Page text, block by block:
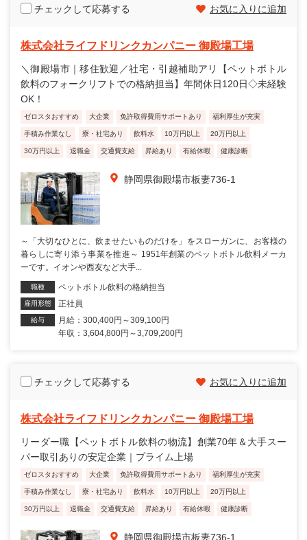
チェックして応募する お気に入りに追加
株式会社ライフドリンクカンパニー 御殿場工場
＼御殿場市｜移住歓迎／社宅・引越補助アリ【ペットボトル
飲料のフォークリフトでの格納担当】年間休日120日◇未経験
OK！
ゼロスタおすすめ 大企業 免許取得費用サポートあり 福利厚生が充実
手積み作業なし 寮・社宅あり 飲料水 10万円以上 20万円以上
30万円以上 退職金 交通費支給 昇給あり 有給休暇 健康診断
静岡県御殿場市板妻736-1
～「大切なひとに、飲ませたいものだけを」をスローガンに、お客様の
暮らしに寄り添う事業を推進～ 1951年創業のペットボトル飲料メーカ
ーです。イオンや西友など大手...
職種 ペットボトル飲料の格納担当
雇用形態 正社員
給与
月給：300,400円～309,100円
年収：3,604,800円～3,709,200円
チェックして応募する お気に入りに追加
株式会社ライフドリンクカンパニー 御殿場工場
リーダー職【ペットボトル飲料の物流】創業70年＆大手スー
パー取引ありの安定企業｜プライム上場
ゼロスタおすすめ 大企業 免許取得費用サポートあり 福利厚生が充実
手積み作業なし 寮・社宅あり 飲料水 10万円以上 20万円以上
30万円以上 退職金 交通費支給 昇給あり 有給休暇 健康診断
静岡県御殿場市板妻736-1